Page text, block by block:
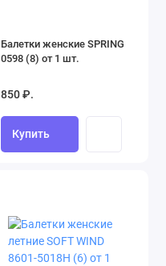
Балетки женские SPRING
0598 (8) от 1 шт.
850 ₽.
Купить